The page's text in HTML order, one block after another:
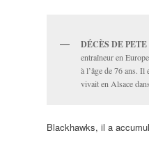
DÉCÈS DE
entraîneur en
à l’âge de 76 ans. Il
vivait en Alsace
Blackhawks, il a